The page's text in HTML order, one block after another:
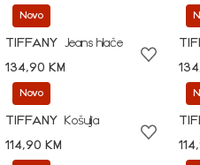
Novo
TIFFANY
Jeans hlače
134,90 KM
Novo
TIFFANY
Košulja
114,90 KM